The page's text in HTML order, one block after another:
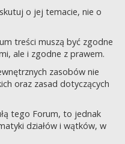
o jej temacie, nie o
treści muszą być zgodne
ale i zgodne z prawem.
zasobów nie
oraz zasad dotyczących
tego Forum, to jednak
działów i wątków, w